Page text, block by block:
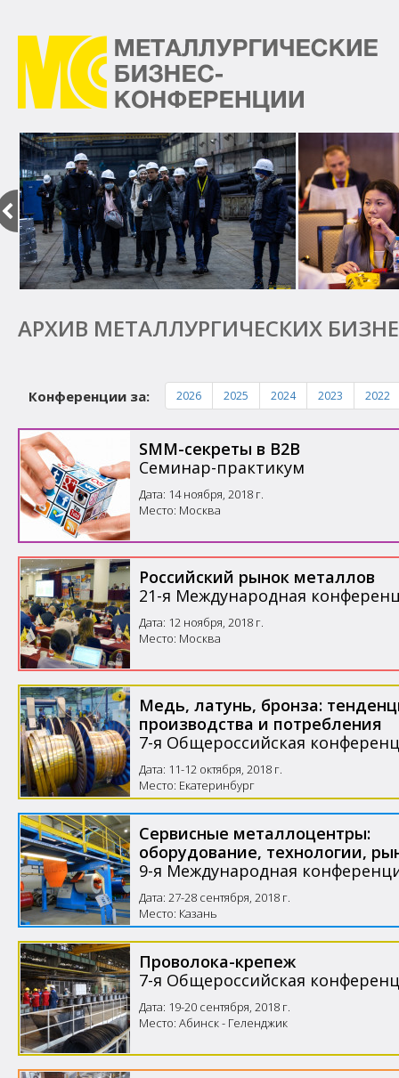
Металлургические
бизнес-
конференции
Предыдущий
АРХИВ МЕТАЛЛУРГИЧЕСКИХ
Конференции за: 2026 2025 2024 2023 2022
SMM-секреты в B2B
Семинар-практикум
Дата: 14 ноября, 2018 г.
Место: Москва
Российский рынок металлов
21-я Международная
Дата: 12 ноября, 2018 г.
Место: Москва
Медь, латунь, бронза:
производства и потребления
7-я Общероссийская
Дата: 11-12 октября, 2018 г.
Место: Екатеринбург
Сервисные металлоцентры:
оборудование, технологии,
9-я Международная
Дата: 27-28 сентября, 2018 г.
Место: Казань
Проволока-крепеж
7-я Общероссийская
Дата: 19-20 сентября, 2018 г.
Место: Абинск - Геленджик